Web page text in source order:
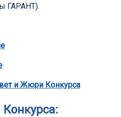
ГАРАНТ).
и Жюри Конкурса